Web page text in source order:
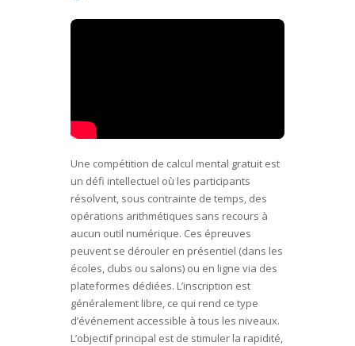
Une compétition de calcul mental gratuit est
un défi intellectuel où les participants
résolvent, sous contrainte de temps, des
opérations arithmétiques sans recours à
aucun outil numérique. Ces épreuves
peuvent se dérouler en présentiel (dans les
écoles, clubs ou salons) ou en ligne via des
plateformes dédiées. L’inscription est
généralement libre, ce qui rend ce type
d’événement accessible à tous les niveaux.
L’objectif principal est de stimuler la rapidité,